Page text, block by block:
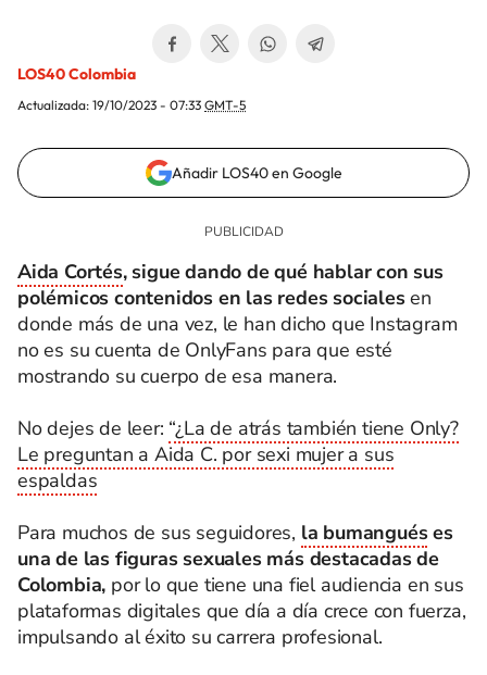
LOS40 Colombia
Actualizada: 19/10/2023 - 07:33 GMT-5
Añadir LOS40 en Google
Aida Cortés, sigue dando de qué hablar con sus
polémicos contenidos en las redes socialesen
donde más de una vez, le han dicho que Instagram
no es su cuenta de OnlyFans para que esté
mostrando su cuerpo de esa manera.
No dejes de leer: “¿La de atrás también tiene Only?
Le preguntan a Aida C. por sexi mujer a sus
espaldas
Para muchos de sus seguidores, la bumanguéses
una de las figuras sexuales más destacadas de
Colombia, por lo que tiene una fiel audiencia en sus
plataformas digitales que día a día crece con fuerza,
impulsando al éxito su carrera profesional.